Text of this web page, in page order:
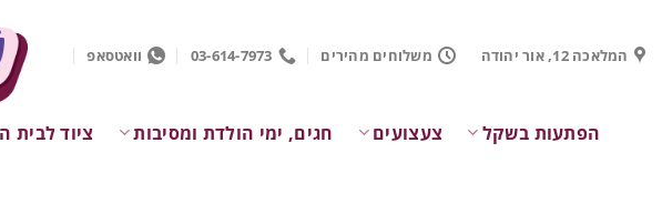
contentהמלאכה 12, אור יהודה משלוחים מהירים 03-614-7973 וואטסאפ
הפתעות בשקל צעצועים חגים, ימי הולדת ומסיבות ציוד לבית